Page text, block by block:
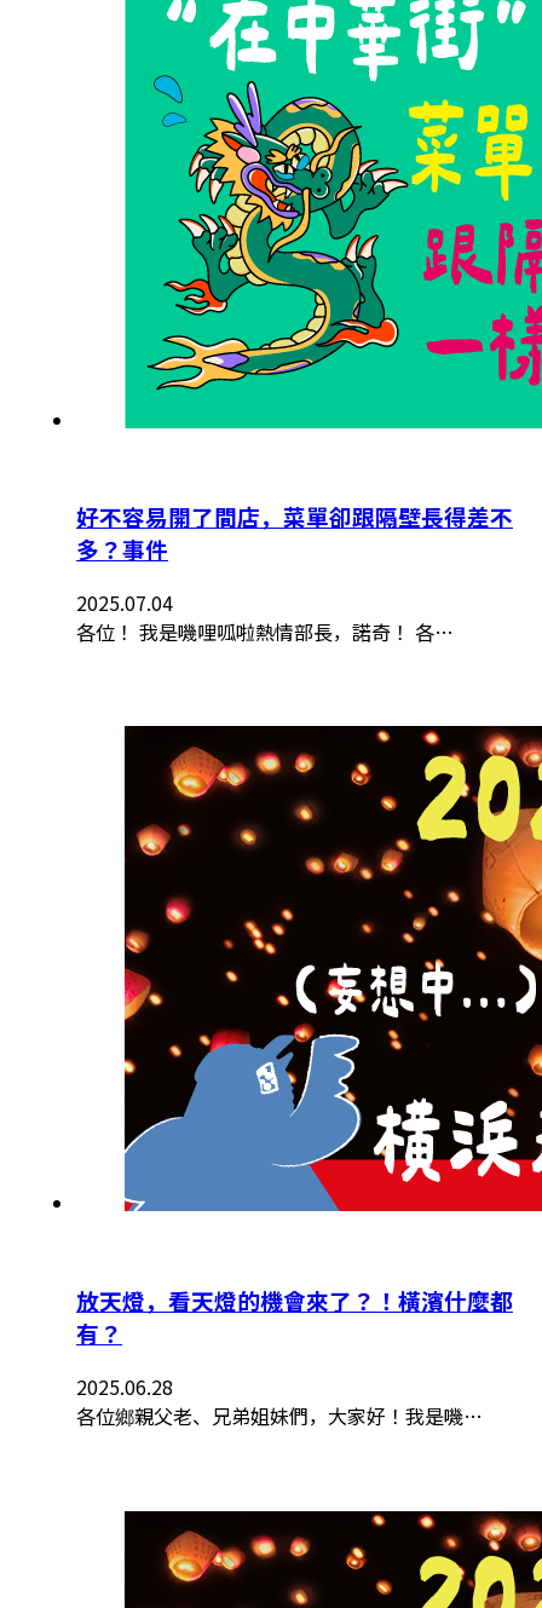
好不容易開了間店，菜單卻跟隔壁長得差不
多？事件
2025.07.04
各位！ 我是嘰哩呱啦熱情部長，諾奇！ 各…
放天燈，看天燈的機會來了？！橫濱什麼都
有？
2025.06.28
各位鄉親父老、兄弟姐妹們，大家好！我是嘰…